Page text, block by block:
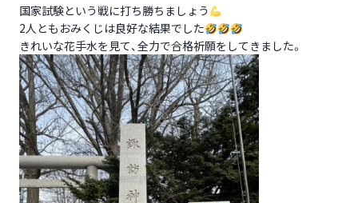
国家試験という戦に打ち勝ちましょう
2人ともおみくじは良好な結果でした
きれいな花手水を見て、全力で合格祈願をしてきました。